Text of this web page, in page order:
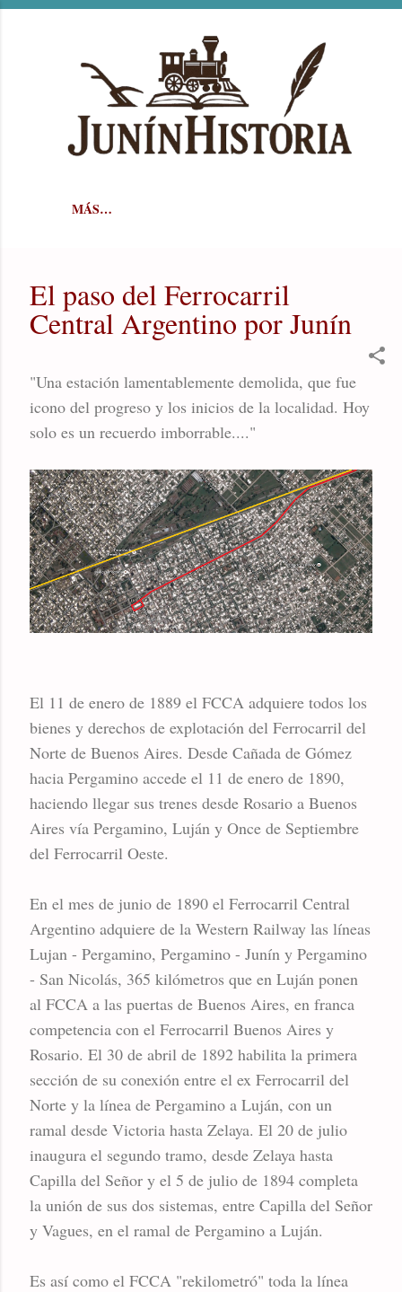
MÁS…
El paso del Ferrocarril
Central Argentino por Junín
"Una estación lamentablemente demolida, que fue
icono del progreso y los inicios de la localidad. Hoy
solo es un recuerdo imborrable...."
El 11 de enero de 1889 el FCCA adquiere todos los
bienes y derechos de explotación del Ferrocarril del
Norte de Buenos Aires. Desde Cañada de Gómez
hacia Pergamino accede el 11 de enero de 1890,
haciendo llegar sus trenes desde Rosario a Buenos
Aires vía Pergamino, Luján y Once de Septiembre
del Ferrocarril Oeste.
En el mes de junio de 1890 el Ferrocarril Central
Argentino adquiere de la Western Railway las líneas
Lujan - Pergamino, Pergamino - Junín y Pergamino
- San Nicolás, 365 kilómetros que en Luján ponen
al FCCA a las puertas de Buenos Aires, en franca
competencia con el Ferrocarril Buenos Aires y
Rosario. El 30 de abril de 1892 habilita la primera
sección de su conexión entre el ex Ferrocarril del
Norte y la línea de Pergamino a Luján, con un
ramal desde Victoria hasta Zelaya. El 20 de julio
inaugura el segundo tramo, desde Zelaya hasta
Capilla del Señor y el 5 de julio de 1894 completa
la unión de sus dos sistemas, entre Capilla del Señor
y Vagues, en el ramal de Pergamino a Luján.
Es así como el FCCA "rekilometró" toda la línea